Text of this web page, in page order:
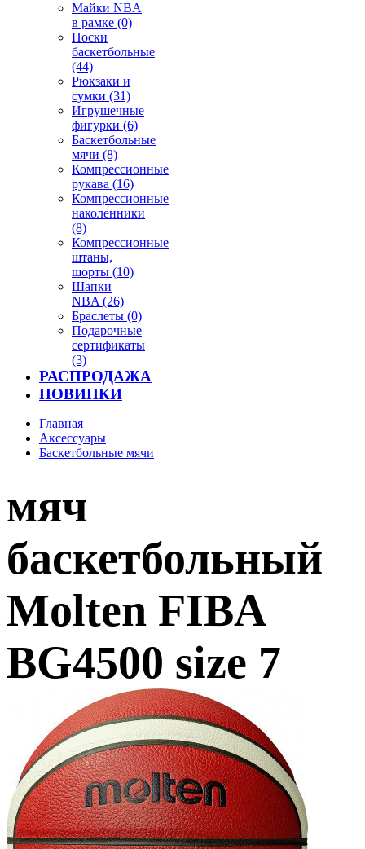
Майки NBA
в рамке (0)
Носки
баскетбольные
(44)
Рюкзаки и
сумки (31)
Игрушечные
фигурки (6)
Баскетбольные
мячи (8)
Компрессионные
рукава (16)
Компрессионные
наколенники
(8)
Компрессионные
штаны,
шорты (10)
Шапки
NBA (26)
Браслеты (0)
Подарочные
сертификаты
(3)
РАСПРОДАЖА
НОВИНКИ
Главная
Аксессуары
Баскетбольные мячи
мяч
баскетбольный
Molten FIBA
BG4500 size 7